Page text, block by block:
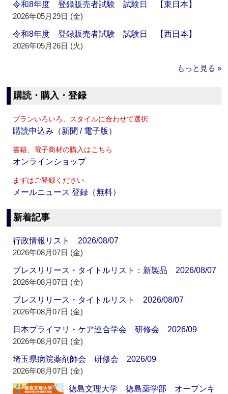
令和8年度 登録販売者試験 試験日 【東日本】
2026年05月29日 (金)
令和8年度 登録販売者試験 試験日 【西日本】
2026年05月26日 (火)
もっと見る »
購読・購入・登録
プランいろいろ、スタイルに合わせて選択
購読申込み（新聞 / 電子版）
書籍、電子商材の購入はこちら
オンラインショップ
まずはご登録ください
メールニュース 登録（無料）
新着記事
行政情報リスト 2026/08/07
2026年08月07日 (金)
プレスリリース・タイトルリスト：新製品 2026/08/07
2026年08月07日 (金)
プレスリリース・タイトルリスト 2026/08/07
2026年08月07日 (金)
日本プライマリ・ケア連合学会 研修会 2026/09
2026年08月07日 (金)
埼玉県病院薬剤師会 研修会 2026/09
2026年08月07日 (金)
徳島文理大学 徳島薬学部 オープンキ